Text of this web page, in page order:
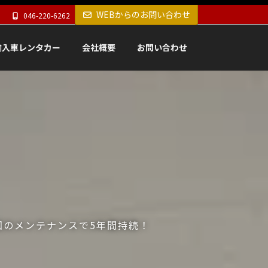
046-220-6262 WEBからのお問い合わせ
車レンタカー 会社概要 お問い合わせ
メンテナンスで5年間持続！